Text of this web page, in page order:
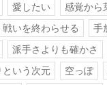
愛したい
感覚から
戦いを終わらせる
手
派手さよりも確かさ
という次元 空っぽ